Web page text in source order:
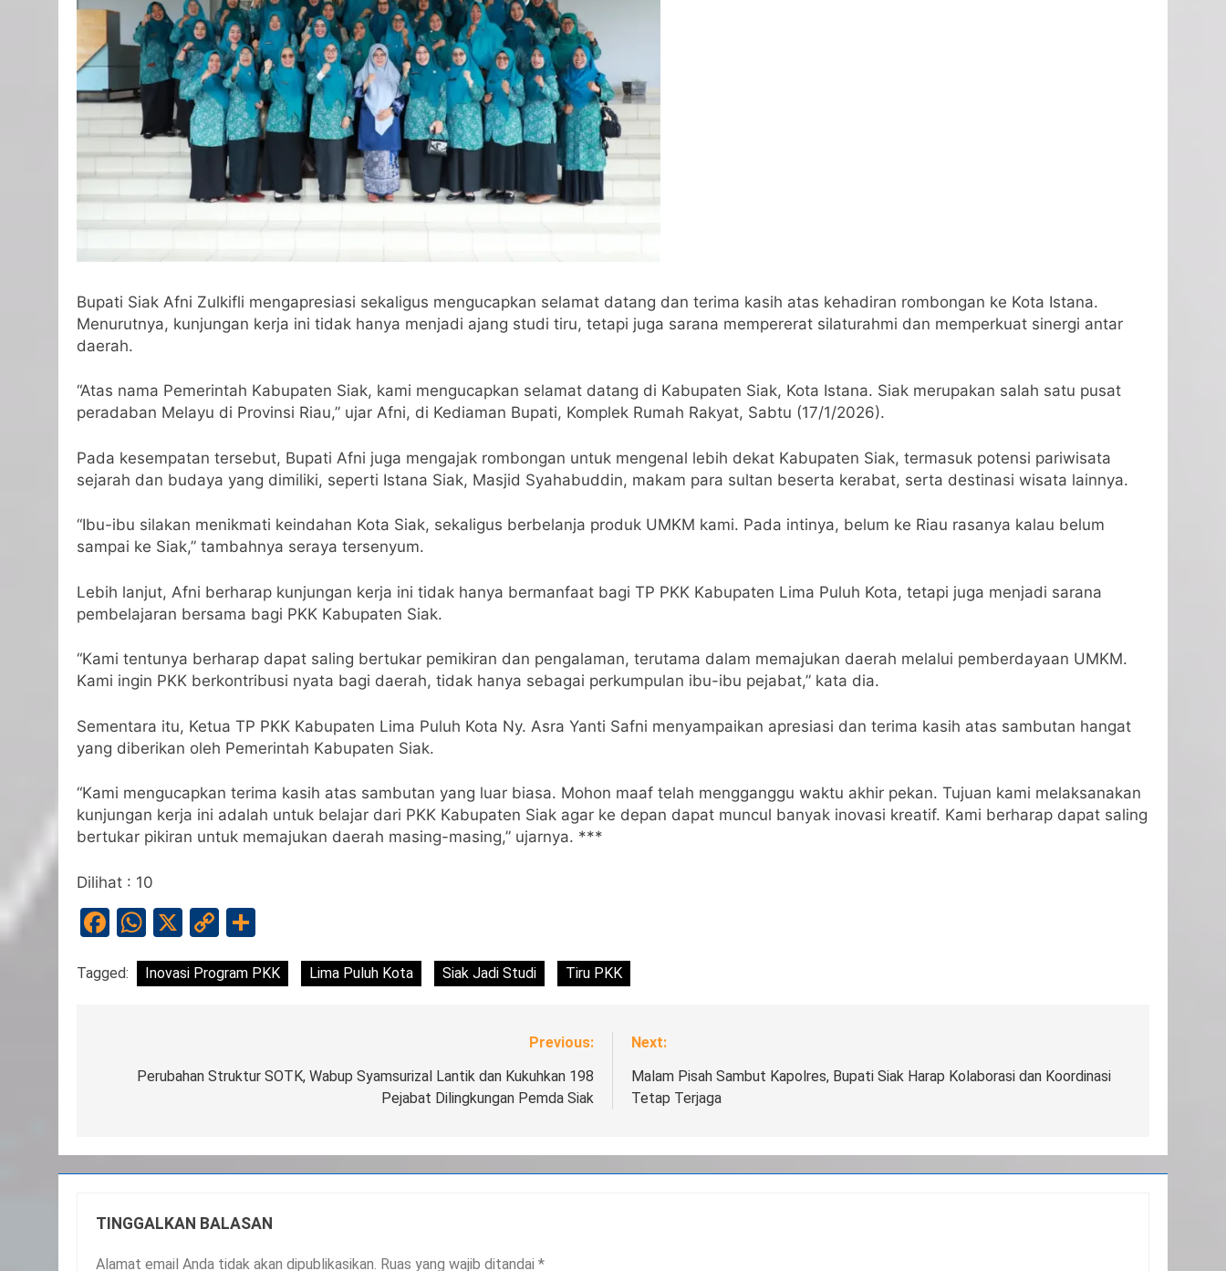
Bupati Siak Afni Zulkifli mengapresiasi sekaligus mengucapkan selamat datang dan terima kasih atas kehadiran rombongan ke Kota Istana.
Menurutnya, kunjungan kerja ini tidak hanya menjadi ajang studi tiru, tetapi juga sarana mempererat silaturahmi dan memperkuat sinergi antar
daerah.
“Atas nama Pemerintah Kabupaten Siak, kami mengucapkan selamat datang di Kabupaten Siak, Kota Istana. Siak merupakan salah satu pusat
peradaban Melayu di Provinsi Riau,” ujar Afni, di Kediaman Bupati, Komplek Rumah Rakyat, Sabtu (17/1/2026).
Pada kesempatan tersebut, Bupati Afni juga mengajak rombongan untuk mengenal lebih dekat Kabupaten Siak, termasuk potensi pariwisata
sejarah dan budaya yang dimiliki, seperti Istana Siak, Masjid Syahabuddin, makam para sultan beserta kerabat, serta destinasi wisata lainnya.
“Ibu-ibu silakan menikmati keindahan Kota Siak, sekaligus berbelanja produk UMKM kami. Pada intinya, belum ke Riau rasanya kalau belum
sampai ke Siak,” tambahnya seraya tersenyum.
Lebih lanjut, Afni berharap kunjungan kerja ini tidak hanya bermanfaat bagi TP PKK Kabupaten Lima Puluh Kota, tetapi juga menjadi sarana
pembelajaran bersama bagi PKK Kabupaten Siak.
“Kami tentunya berharap dapat saling bertukar pemikiran dan pengalaman, terutama dalam memajukan daerah melalui pemberdayaan UMKM.
Kami ingin PKK berkontribusi nyata bagi daerah, tidak hanya sebagai perkumpulan ibu-ibu pejabat,” kata dia.
Sementara itu, Ketua TP PKK Kabupaten Lima Puluh Kota Ny. Asra Yanti Safni menyampaikan apresiasi dan terima kasih atas sambutan hangat
yang diberikan oleh Pemerintah Kabupaten Siak.
“Kami mengucapkan terima kasih atas sambutan yang luar biasa. Mohon maaf telah mengganggu waktu akhir pekan. Tujuan kami melaksanakan
kunjungan kerja ini adalah untuk belajar dari PKK Kabupaten Siak agar ke depan dapat muncul banyak inovasi kreatif. Kami berharap dapat saling
bertukar pikiran untuk memajukan daerah masing-masing,” ujarnya. ***
Dilihat : 10
Facebook
WhatsApp
X
Copy
Link
Tagged: Inovasi Program PKK Lima Puluh Kota Siak Jadi Studi Tiru PKK
Previous:
Perubahan Struktur SOTK, Wabup Syamsurizal Lantik dan Kukuhkan 198
Pejabat Dilingkungan Pemda Siak
Next:
Malam Pisah Sambut Kapolres, Bupati Siak Harap Kolaborasi dan Koordinasi
Tetap Terjaga
TINGGALKAN BALASAN
Alamat email Anda tidak akan dipublikasikan. Ruas yang wajib ditandai *